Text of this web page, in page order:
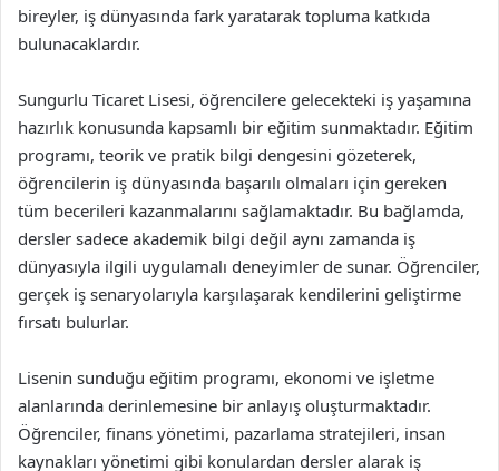
bireyler, iş dünyasında fark yaratarak topluma katkıda
bulunacaklardır.
Sungurlu Ticaret Lisesi, öğrencilere gelecekteki iş yaşamına
hazırlık konusunda kapsamlı bir eğitim sunmaktadır. Eğitim
programı, teorik ve pratik bilgi dengesini gözeterek,
öğrencilerin iş dünyasında başarılı olmaları için gereken
tüm becerileri kazanmalarını sağlamaktadır. Bu bağlamda,
dersler sadece akademik bilgi değil aynı zamanda iş
dünyasıyla ilgili uygulamalı deneyimler de sunar. Öğrenciler,
gerçek iş senaryolarıyla karşılaşarak kendilerini geliştirme
fırsatı bulurlar.
Lisenin sunduğu eğitim programı, ekonomi ve işletme
alanlarında derinlemesine bir anlayış oluşturmaktadır.
Öğrenciler, finans yönetimi, pazarlama stratejileri, insan
kaynakları yönetimi gibi konulardan dersler alarak iş